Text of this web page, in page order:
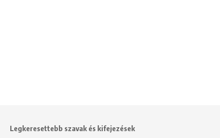
Legkeresettebb szavak és kifejezések